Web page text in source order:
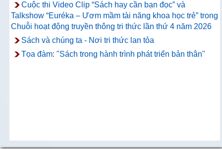
Cuộc thi Video Clip “Sách hay cần bạn đọc” và
Talkshow “Euréka – Ươm mầm tài năng khoa học trẻ” trong
Chuỗi hoạt động truyền thông tri thức lần thứ 4 năm 2026
Sách và chúng ta - Nơi tri thức lan tỏa
Tọa đàm: "Sách trong hành trình phát triển bản thân"